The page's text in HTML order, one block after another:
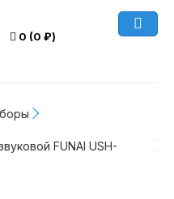
0 (0 ₽)
FUNAI USH-